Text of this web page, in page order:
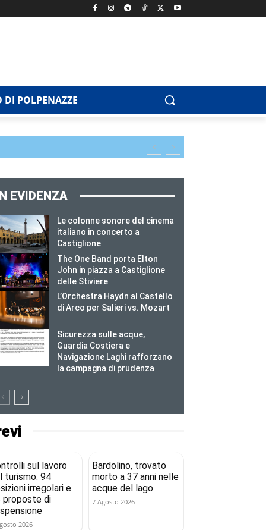
DI POLPENAZZE
EVIDENZA
Le colonne sonore del cinema
italiano in concerto a
Castiglione
The One Band porta Elton
John in piazza a Castiglione
delle Stiviere
L’Orchestra Haydn al Castello
di Arco per Salieri vs. Mozart
Sicurezza sulle acque,
Guardia Costiera e
Navigazione Laghi rafforzano
la campagna di prudenza
sul lavoro
turismo: 94
irregolari e
proposte di
2026
Bardolino, trovato
morto a 37 anni nelle
acque del lago
7 Agosto 2026